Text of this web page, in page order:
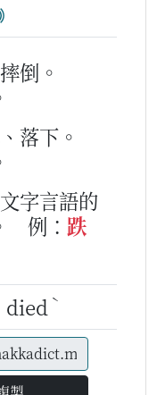
倒。
落下。
字言語的
例： 跌
ˋ